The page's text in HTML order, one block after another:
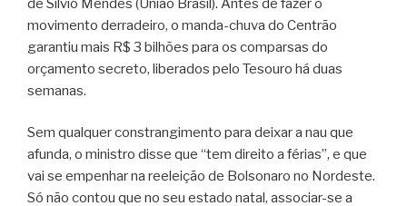
de Sílvio Mendes (União Brasil). Antes de fazer o
movimento derradeiro, o manda-chuva do Centrão
garantiu mais R$ 3 bilhões para os comparsas do
orçamento secreto, liberados pelo Tesouro há duas
semanas.
Sem qualquer constrangimento para deixar a nau que
afunda, o ministro disse que “tem direito a férias”, e que
vai se empenhar na reeleição de Bolsonaro no Nordeste.
Só não contou que no seu estado natal, associar-se a